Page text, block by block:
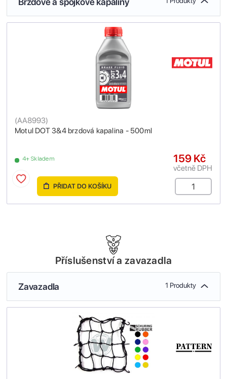
Motul DOT 3&4 brzdová kapalina - 500ml
(AA8993)
4+ Skladem 159 Kč
včetně DPH
PŘIDAT DO KOŠÍKU
Příslušenství a zavazadla
Zavazadla 1 Produkty